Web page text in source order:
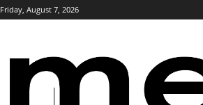
Friday, August 7, 2026